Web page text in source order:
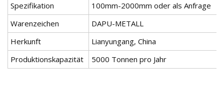
Spezifikation
100mm-2000mm oder als Anfrage
Warenzeichen
DAPU-METALL
Herkunft
Lianyungang, China
Produktionskapazität
5000 Tonnen pro Jahr